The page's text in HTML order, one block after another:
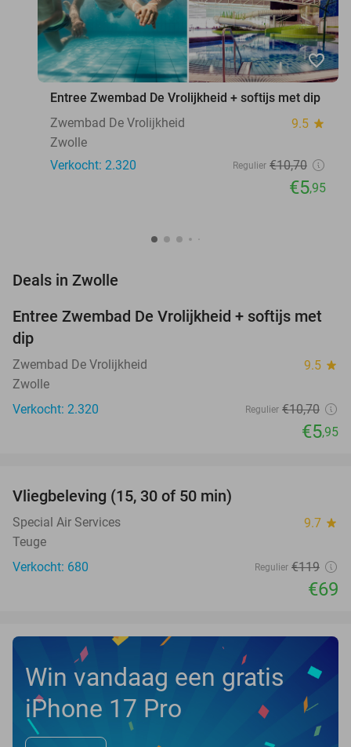
favorite_border
Entree Zwembad De Vrolijkheid + softijs met dip
Zwembad De Vrolijkheid
9.5 star
Zwolle
Verkocht: 2.320
Regulier €10,70
€5,95
Deals in Zwolle
44%
Entree Zwembad De Vrolijkheid + softijs met
dip
Zwembad De Vrolijkheid 9.5 star
Zwolle
Verkocht: 2.320
Regulier €10,70
€5,95
NEW
TODAY
Vliegbeleving (15, 30 of 50 min)
Special Air Services 9.7 star
Teuge
Verkocht: 680
Regulier €119
€69
Win vandaag een gratis
iPhone 17 Pro